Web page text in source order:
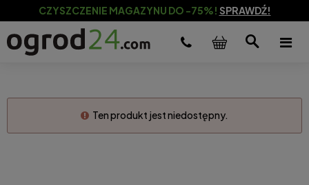
CZYSZCZENIE MAGAZYNU DO -75%! SPRAWDŹ!
Ten produkt jest niedostępny.